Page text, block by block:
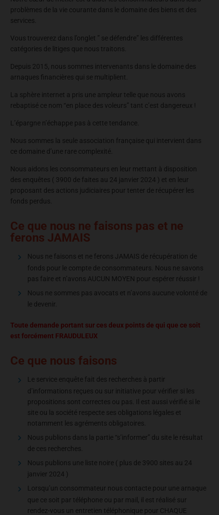
problèmes de la vie courante dans le domaine des biens et des
services.
Vous trouverez dans l’onglet ” se défendre” les différentes
catégories de litiges que nous traitons.
Depuis 2015, nous sommes intervenants dans le domaine des
arnaques financières qui se multiplient.
La sphère internet a pris une ampleur telle que nous avons
rebaptisé ce nom “en place des voleurs” tant c’est dangereux !
L’épargne n’échappe pas à cette tendance.
Nous sommes la seule association française qui intervient dans
ce domaine d’une rare complexité.
Nous aidons les consommateurs en leur mettant à disposition
des enquêtes ( 3900 de faites au 24 janvier 2024 ) et en leur
proposant des actions judiciaires pour tenter de récupérer les
fonds perdus.
Ce que nous ne faisons pas et ne
ferons JAMAIS
Nous ne faisons et ne ferons JAMAIS de récupération de
fonds pour le compte de consommateurs. Nous ne savons
pas faire et n’avons AUCUN MOYEN pour espérer réussir !
Nous ne sommes pas avocats et n’avons aucune volonté de
le devenir.
Toute demande portant sur ces deux points de qui que ce soit
est forcément FRAUDULEUX
Ce que nous faisons
Le service enquête fait des recherches à partir
d’informations reçues ou sur initiative pour vérifier si les
propositions sont correctes ou pas. Il est aussi vérifié si le
site ou la société respecte ses obligations légales et
notamment les agréments obligatoires.
Nous publions dans la partie “s’informer” du site le résultat
de ces recherches.
Nous publions une liste noire ( plus de 3900 sites au 24
janvier 2024 )
Lorsqu’un consommateur nous contacte pour une arnaque
que ce soit par téléphone ou par mail, il est réalisé sur
rendez-vous un entretien téléphonique pour CHAQUE